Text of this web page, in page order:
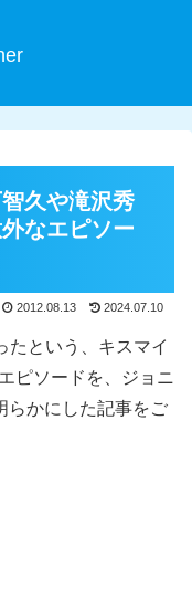
久や滝沢秀
なエピソー
2012.08.13 2024.07.10
たという、キスマイ
ピソードを、ジョニ
らかにした記事をご